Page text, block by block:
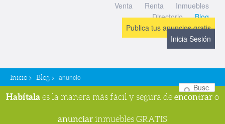
Venta Renta
Inmuebles
Directorio
Blog
Publica tus anuncios gratis
Inicia Sesión
Inicio > Blog > anuncio
Habítala es la manera más fácil y segura de encontrar o
anunciar inmuebles GRATIS